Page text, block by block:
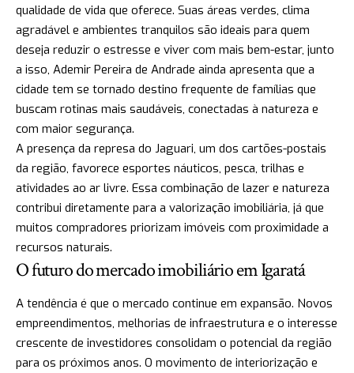
qualidade de vida que oferece. Suas áreas verdes, clima
agradável e ambientes tranquilos são ideais para quem
deseja reduzir o estresse e viver com mais bem-estar, junto
a isso, Ademir Pereira de Andrade ainda apresenta que a
cidade tem se tornado destino frequente de famílias que
buscam rotinas mais saudáveis, conectadas à natureza e
com maior segurança.
A presença da represa do Jaguari, um dos cartões-postais
da região, favorece esportes náuticos, pesca, trilhas e
atividades ao ar livre. Essa combinação de lazer e natureza
contribui diretamente para a valorização imobiliária, já que
muitos compradores priorizam imóveis com proximidade a
recursos naturais.
O futuro do mercado imobiliário em Igaratá
A tendência é que o mercado continue em expansão. Novos
empreendimentos, melhorias de infraestrutura e o interesse
crescente de investidores consolidam o potencial da região
para os próximos anos. O movimento de interiorização e